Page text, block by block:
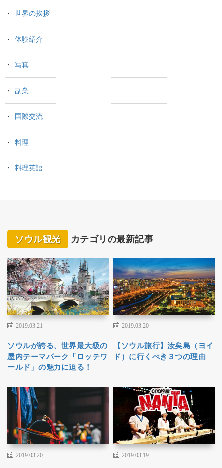
世界の挨拶
体験紹介
写真
副業
国際交流
料理
料理英語
ソウル観光 カテゴリの最新記事
2019.03.21
ソウルが誇る、世界最大級の
屋内テーマパーク「ロッテワ
ールド」の魅力に迫る！
2019.03.20
【ソウル旅行】汝矣島（ヨイ
ド）に行くべき３つの理由
2019.03.20 2019.03.19